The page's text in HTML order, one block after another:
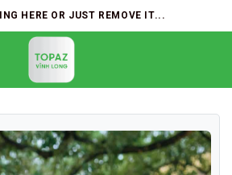
HERE OR JUST REMOVE IT...